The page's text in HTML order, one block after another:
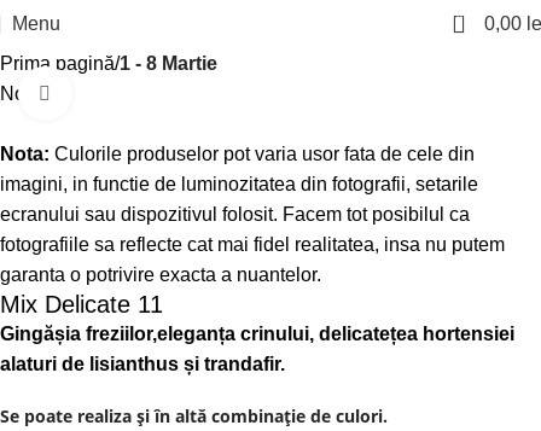
Menu 0 0,00
Prima pagină 1 - 8 Martie
Nou
Nota: Culorile produselor pot varia usor fata de cele din
imagini, in functie de luminozitatea din fotografii, setarile
ecranului sau dispozitivul folosit. Facem tot posibilul ca
fotografiile sa reflecte cat mai fidel realitatea, insa nu putem
garanta o potrivire exacta a nuantelor.
Mix Delicate 11
Gingășia freziilor,eleganța crinului, delicatețea hortensiei
alaturi de lisianthus și trandafir.
Se poate realiza și în altă combinație de culori.